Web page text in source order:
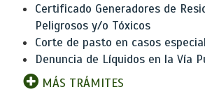
Certificado Generadores de
Peligrosos y/o Tóxicos
Corte de pasto en casos
Denuncia de Líquidos en la Vía
MÁS TRÁMITES